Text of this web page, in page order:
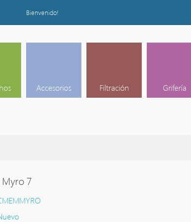
Bienvenido!
Accesorios Filtración Grifería
7